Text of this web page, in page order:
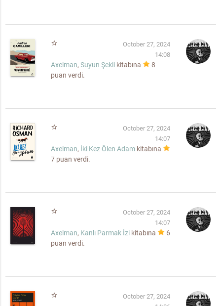
star_border
October 27, 2024
14:08
Axelman, Suyun Şeklikitabına
8
puan verdi.
star_border
October 27, 2024
14:07
Axelman, İki Kez Ölen Adamkitabına
7 puan verdi.
star_border
October 27, 2024
14:07
Axelman, Kanlı Parmak İzikitabına
6
puan verdi.
star_border
October 27, 2024